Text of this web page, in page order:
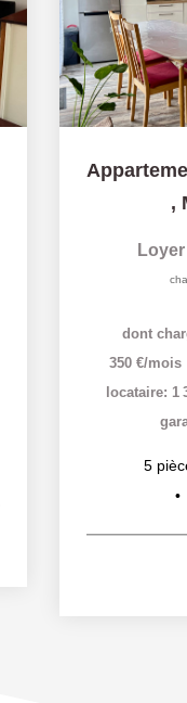
,
dont
350 €/mois
locataire: 1
5